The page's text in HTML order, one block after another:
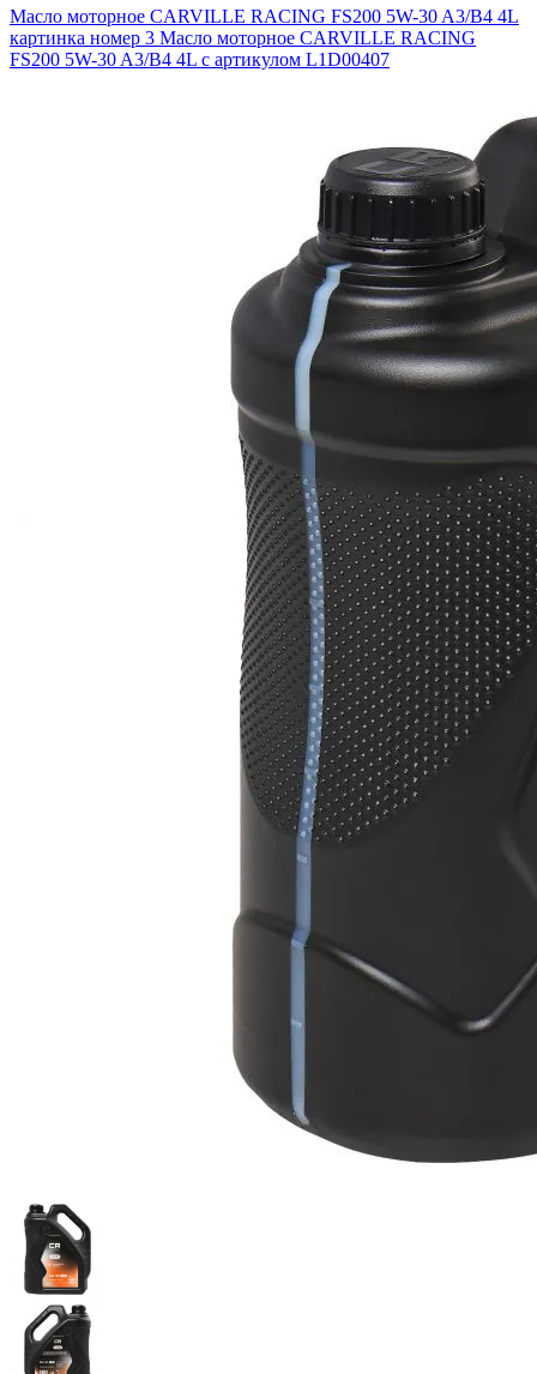
Масло моторное CARVILLE RACING FS200 5W-30 A3/B4 4L
картинка номер 3 Масло моторное CARVILLE RACING
FS200 5W-30 A3/B4 4L с артикулом L1D00407